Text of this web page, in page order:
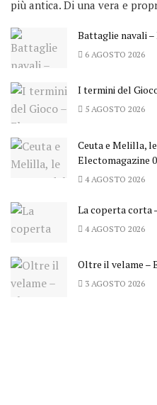
più antica. Di una vera e
Battaglie navali –
6 AGOSTO 2026
I termini del
5 AGOSTO 2026
Ceuta e Melilla,
Electomagazine
4 AGOSTO 2026
La coperta corta
4 AGOSTO 2026
Oltre il velame –
3 AGOSTO 2026